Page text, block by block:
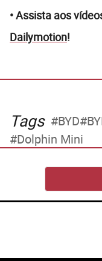
• Assista aos
Dailymotion!
Tags BYD
Dolphin Mini